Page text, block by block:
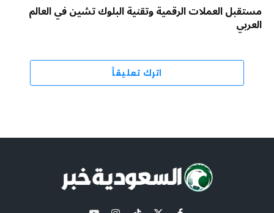
مستقبل العملات الرقمية وتقنية البلوك تشين في العالم
العربي
اترك تعليقاً